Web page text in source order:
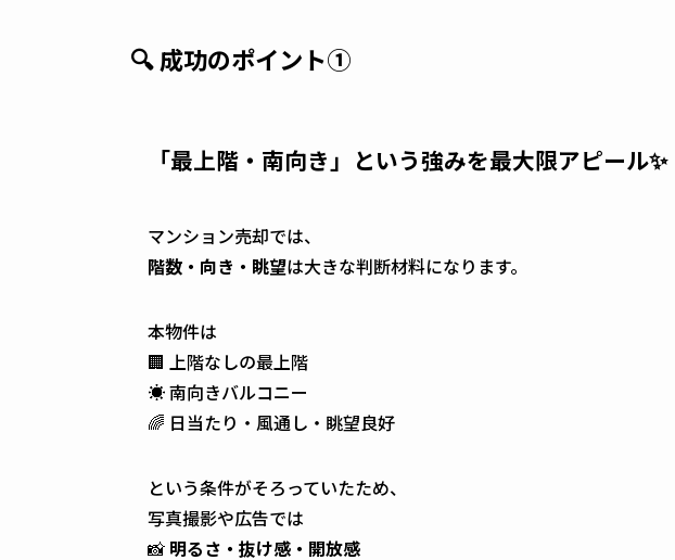
🔍 成功のポイント①
「最上階・南向き」という強みを最大限アピール✨
マンション売却では、
階数・向き・眺望は大きな判断材料になります。
本物件は
🏢 上階なしの最上階
☀️ 南向きバルコニー
🌈 日当たり・風通し・眺望良好
という条件がそろっていたため、
写真撮影や広告では
📸 明るさ・抜け感・開放感